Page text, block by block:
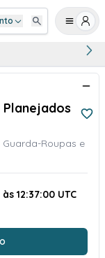
Roupas e
12:37:00 UTC